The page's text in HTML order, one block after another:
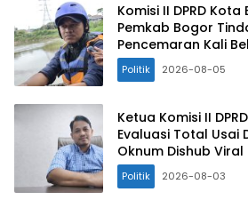
Komisi II DPRD
Pemkab Bogor
Pencemaran Kali
Politik 2026-08-05
Ketua Komisi II
Evaluasi Total Usai
Oknum Dishub Viral
Politik 2026-08-03